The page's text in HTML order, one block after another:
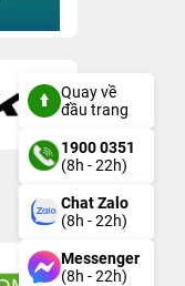
Quay về
đầu trang
1900 0351
(8h - 22h)
Chat Zalo
(8h - 22h)
Messenger
(8h - 22h)